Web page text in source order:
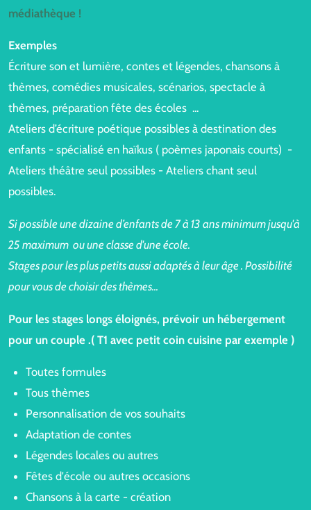
médiathèque !
Exemples
Écriture son et lumière, contes et légendes, chansons à
thèmes, comédies musicales, scénarios, spectacle à
thèmes, préparation fête des écoles ...
Ateliers d’écriture poétique possibles à destination des
enfants - spécialisé en haïkus ( poèmes japonais courts) -
Ateliers théâtre seul possibles - Ateliers chant seul
possibles.
Si possible une dizaine d’enfants de 7 à 13 ans minimum jusqu'à
25 maximum ou une classe d'une école.
Stages pour les plus petits aussi adaptés à leur âge . Possibilité
pour vous de choisir des thèmes...
Pour les stages longs éloignés, prévoir un hébergement
pour un couple .( T1 avec petit coin cuisine par exemple )
Toutes formules
Tous thèmes
Personnalisation de vos souhaits
Adaptation de contes
Légendes locales ou autres
Fêtes d'école ou autres occasions
Chansons à la carte - création